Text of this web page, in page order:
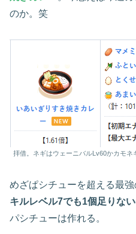
のか。笑
拝借。ネギはウェーニバルLv60かカモネ
めざぱシチューを超える最強
キルレベル7でも1個足りない
パシチューは作れる。